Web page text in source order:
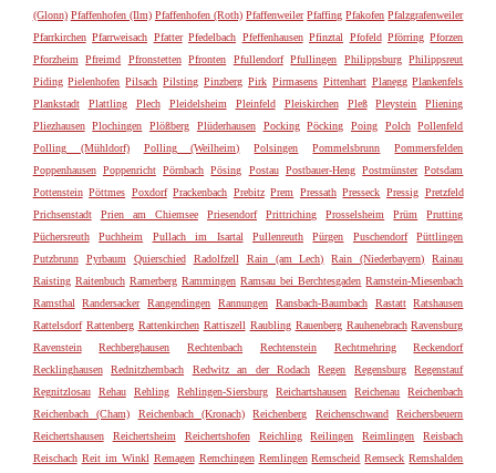
(Glonn) Pfaffenhofen (Ilm) Pfaffenhofen (Roth) Pfaffenweiler Pfaffing Pfakofen Pfalzgrafenweiler
Pfarrkirchen Pfarrweisach Pfatter Pfedelbach Pfeffenhausen Pfinztal Pfofeld Pförring Pforzen
Pforzheim
Pfreimd Pfronstetten Pfronten Pfullendorf Pfullingen Philippsburg Philippsreut
Piding Pielenhofen Pilsach Pilsting Pinzberg Pirk Pirmasens Pittenhart Planegg Plankenfels
Plankstadt
Plattling Plech Pleidelsheim Pleinfeld Pleiskirchen Pleß Pleystein
Pliening
Pliezhausen
Plochingen Plößberg Plüderhausen Pocking Pöcking Poing Polch
Pollenfeld
Polling (Mühldorf)
Polling (Weilheim) Polsingen Pommelsbrunn
Pommersfelden
Poppenhausen Poppenricht Pörnbach Pösing Postau Postbauer-Heng Postmünster Potsdam
Pottenstein Pöttmes Poxdorf Prackenbach Prebitz Prem Pressath Presseck Pressig Pretzfeld
Prichsenstadt
Prien am Chiemsee Priesendorf Prittriching Prosselsheim Prüm
Prutting
Püchersreuth
Puchheim Pullach im Isartal Pullenreuth Pürgen Puschendorf
Püttlingen
Putzbrunn
Pyrbaum Quierschied Radolfzell Rain (am Lech) Rain (Niederbayern)
Rainau
Raisting Raitenbuch Ramerberg Rammingen Ramsau bei Berchtesgaden Ramstein-Miesenbach
Ramsthal
Randersacker Rangendingen Rannungen Ransbach-Baumbach Rastatt
Ratshausen
Rattelsdorf Rattenberg Rattenkirchen Rattiszell Raubling Rauenberg Rauhenebrach Ravensburg
Ravenstein
Rechberghausen Rechtenbach Rechtenstein Rechtmehring
Reckendorf
Recklinghausen
Rednitzhembach Redwitz an der Rodach Regen Regensburg
Regenstauf
Regnitzlosau
Rehau Rehling Rehlingen-Siersburg Reichartshausen Reichenau
Reichenbach
Reichenbach (Cham)
Reichenbach (Kronach) Reichenberg Reichenschwand
Reichersbeuern
Reichertshausen
Reichertsheim Reichertshofen Reichling Reilingen Reimlingen
Reisbach
Reischach Reit im Winkl Remagen Remchingen Remlingen Remscheid Remseck Remshalden